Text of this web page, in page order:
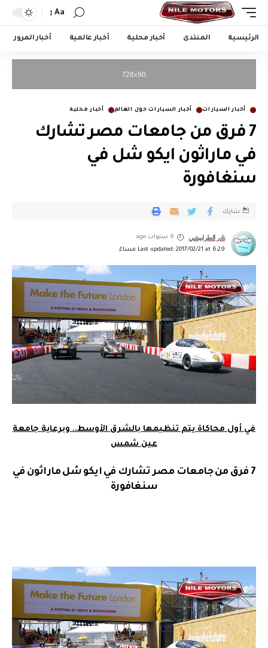
Aa
الرئيسية المنتدى أخبار محلية أخبار عالمية أخبار المرور
أخبار السيارات أخبار السيارات حول العالم أخبار محلية
7 فرق من جامعات مصر تشارك
في ماراثون ايكو شل في
سنغافورة
Last updated: 2017/02/21 at 6:29 مساءً
نادر الطرابيشي 9 سنوات ago
شارك
في أول محاكاة يتم تنظيمها بالشرق الأوسط.. وبرعاية جامعة
عين شمس
7 فرق من جامعات مصر تشارك في ايكو شل ماراثون في
سنغافورة